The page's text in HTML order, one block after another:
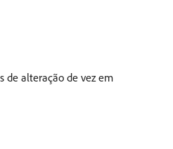
de alteração de vez em